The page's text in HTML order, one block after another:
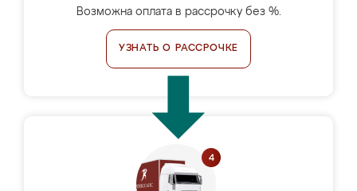
Возможна оплата в рассрочку без %.
УЗНАТЬ О РАССРОЧКЕ